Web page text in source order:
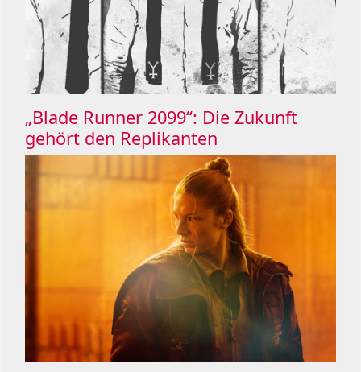
„Blade Runner 2099“: Die Zukunft
gehört den Replikanten